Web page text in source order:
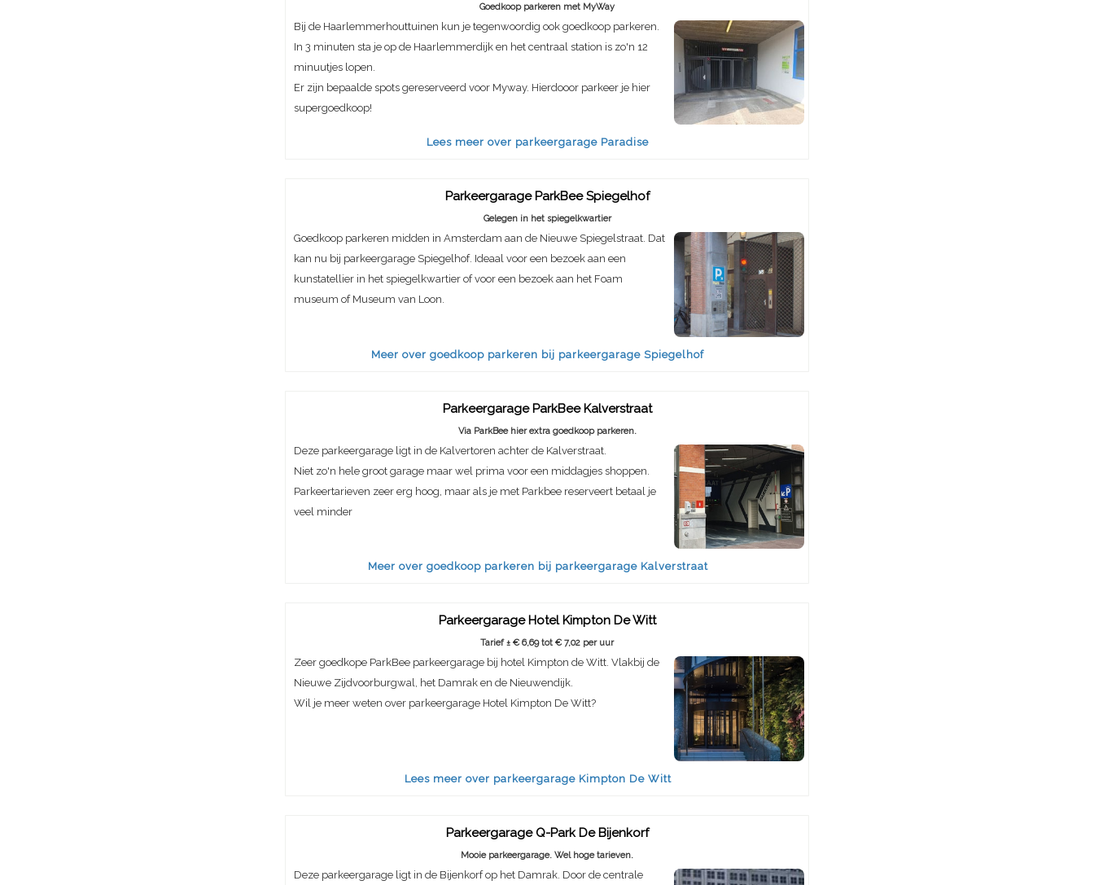
Goedkoop parkeren met MyWay
Bij de Haarlemmerhouttuinen kun je tegenwoordig ook goedkoop parkeren.
In 3 minuten sta je op de Haarlemmerdijk en het centraal station is zo'n 12
minuutjes lopen.
Er zijn bepaalde spots gereserveerd voor Myway. Hierdooor parkeer je hier
supergoedkoop!
Lees meer over parkeergarage Paradise
Parkeergarage ParkBee Spiegelhof
Gelegen in het spiegelkwartier
Goedkoop parkeren midden in Amsterdam aan de Nieuwe Spiegelstraat. Dat
kan nu bij parkeergarage Spiegelhof. Ideaal voor een bezoek aan een
kunstatellier in het spiegelkwartier of voor een bezoek aan het Foam
museum of Museum van Loon.
Meer over goedkoop parkeren bij parkeergarage Spiegelhof
Parkeergarage ParkBee Kalverstraat
Via ParkBee hier extra goedkoop parkeren.
Deze parkeergarage ligt in de Kalvertoren achter de Kalverstraat.
Niet zo'n hele groot garage maar wel prima voor een middagjes shoppen.
Parkeertarieven zeer erg hoog, maar als je met Parkbee reserveert betaal je
veel minder
Meer over goedkoop parkeren bij parkeergarage Kalverstraat
Parkeergarage Hotel Kimpton De Witt
Tarief ± € 6,69 tot € 7,02 per uur
Zeer goedkope ParkBee parkeergarage bij hotel Kimpton de Witt. Vlakbij de
Nieuwe Zijdvoorburgwal, het Damrak en de Nieuwendijk.
Wil je meer weten over parkeergarage Hotel Kimpton De Witt?
Lees meer over parkeergarage Kimpton De Witt
Parkeergarage Q-Park De Bijenkorf
Mooie parkeergarage. Wel hoge tarieven.
Deze parkeergarage ligt in de Bijenkorf op het Damrak. Door de centrale